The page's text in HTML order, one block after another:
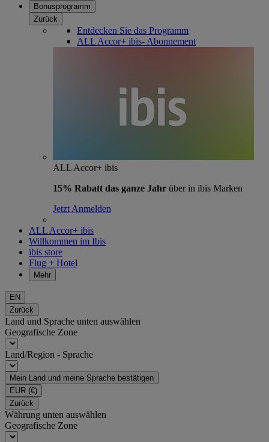
Bonusprogramm
Zurück
Entdecken Sie das Programm
ALL Accor+ ibis- Abonnement
ALL Accor+ ibis
15% Rabatt das ganze Jahr über in ibis Marken
Jetzt Anmelden
ALL Accor+ ibis
Willkommen im Ibis
ibis store
Flug + Hotel
Mehr
EN
Zurück
Land und Sprache unten auswählen
Geografische Zone
Land/Region - Sprache
Mein Land und meine Sprache bestätigen
EUR (€)
Zurück
Währung unten auswählen
Geografische Zone